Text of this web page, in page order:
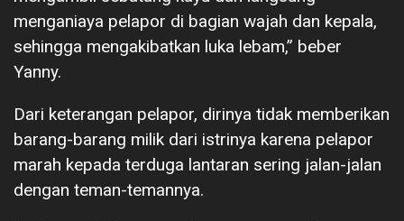
menganiaya pelapor di bagian wajah dan kepala,
sehingga mengakibatkan luka lebam,” beber
Yanny.
Dari keterangan pelapor, dirinya tidak memberikan
barang-barang milik dari istrinya karena pelapor
marah kepada terduga lantaran sering jalan-jalan
dengan teman-temannya.